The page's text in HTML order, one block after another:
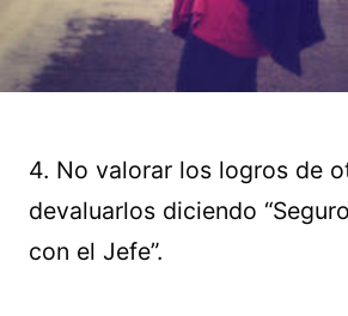
4. No valorar los logros de
devaluarlos diciendo
con el Jefe”.